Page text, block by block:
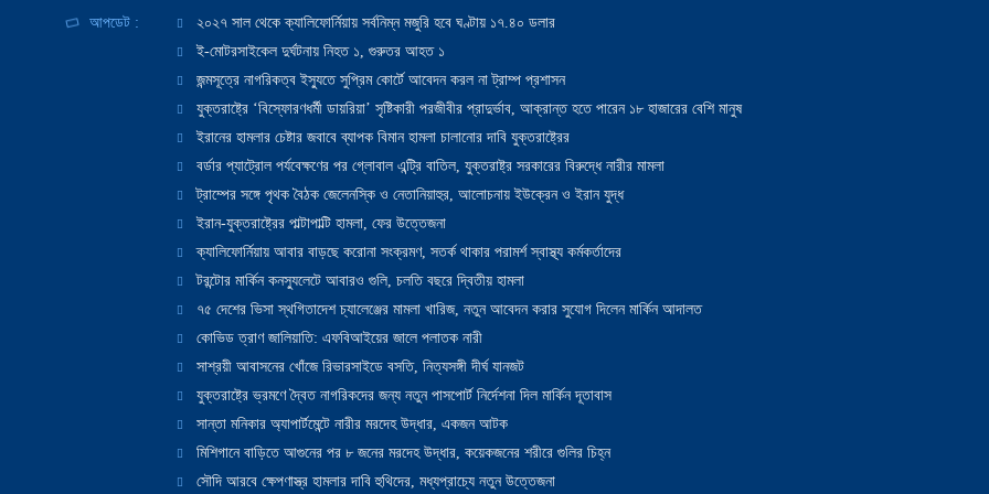
আপডেট :
২০২৭ সাল থেকে ক্যালিফোর্নিয়ায় সর্বনিম্ন মজুরি হবে ঘণ্টায় ১৭.৪০ ডলার
ই-মোটরসাইকেল দুর্ঘটনায় নিহত ১, গুরুতর আহত ১
জন্মসূত্রে নাগরিকত্ব ইস্যুতে সুপ্রিম কোর্টে আবেদন করল না ট্রাম্প প্রশাসন
যুক্তরাষ্ট্রে ‘বিস্ফোরণধর্মী ডায়রিয়া’ সৃষ্টিকারী পরজীবীর প্রাদুর্ভাব, আক্রান্ত হতে পারেন ১৮ হাজারের বেশি মানুষ
ইরানের হামলার চেষ্টার জবাবে ব্যাপক বিমান হামলা চালানোর দাবি যুক্তরাষ্ট্রের
বর্ডার প্যাট্রোল পর্যবেক্ষণের পর গ্লোবাল এন্ট্রি বাতিল, যুক্তরাষ্ট্র সরকারের বিরুদ্ধে নারীর মামলা
ট্রাম্পের সঙ্গে পৃথক বৈঠক জেলেনস্কি ও নেতানিয়াহুর, আলোচনায় ইউক্রেন ও ইরান যুদ্ধ
ইরান-যুক্তরাষ্ট্রের পাল্টাপাল্টি হামলা, ফের উত্তেজনা
ক্যালিফোর্নিয়ায় আবার বাড়ছে করোনা সংক্রমণ, সতর্ক থাকার পরামর্শ স্বাস্থ্য কর্মকর্তাদের
টরন্টোর মার্কিন কনস্যুলেটে আবারও গুলি, চলতি বছরে দ্বিতীয় হামলা
৭৫ দেশের ভিসা স্থগিতাদেশ চ্যালেঞ্জের মামলা খারিজ, নতুন আবেদন করার সুযোগ দিলেন মার্কিন আদালত
কোভিড ত্রাণ জালিয়াতি: এফবিআইয়ের জালে পলাতক নারী
সাশ্রয়ী আবাসনের খোঁজে রিভারসাইডে বসতি, নিত্যসঙ্গী দীর্ঘ যানজট
যুক্তরাষ্ট্রে ভ্রমণে দ্বৈত নাগরিকদের জন্য নতুন পাসপোর্ট নির্দেশনা দিল মার্কিন দূতাবাস
সান্তা মনিকার অ্যাপার্টমেন্টে নারীর মরদেহ উদ্ধার, একজন আটক
মিশিগানে বাড়িতে আগুনের পর ৮ জনের মরদেহ উদ্ধার, কয়েকজনের শরীরে গুলির চিহ্ন
সৌদি আরবে ক্ষেপণাস্ত্র হামলার দাবি হুথিদের, মধ্যপ্রাচ্যে নতুন উত্তেজনা